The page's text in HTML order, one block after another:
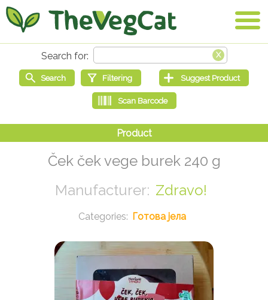
Ček ček vege burek 240 g
Zdravo!
Готова јела